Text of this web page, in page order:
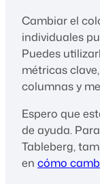
Cambiar el
individuales
Puedes
métricas
columnas y
Espero que
de ayuda.
Tableberg,
en cómo